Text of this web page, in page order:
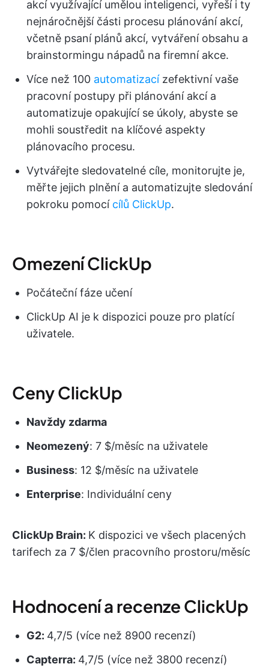
akcí využívající umělou inteligenci, vyřeší i ty
nejnáročnější části procesu plánování akcí,
včetně psaní plánů akcí, vytváření obsahu a
brainstormingu nápadů na firemní akce.
Více než 100 automatizacízefektivní vaše
pracovní postupy při plánování akcí a
automatizuje opakující se úkoly, abyste se
mohli soustředit na klíčové aspekty
plánovacího procesu.
Vytvářejte sledovatelné cíle, monitorujte je,
měřte jejich plnění a automatizujte sledování
pokroku pomocí cílů ClickUp.
Omezení ClickUp
Počáteční fáze učení
ClickUp AI je k dispozici pouze pro platící
uživatele.
Ceny ClickUp
Navždy zdarma
Neomezený: 7 $/měsíc na uživatele
Business: 12 $/měsíc na uživatele
Enterprise: Individuální ceny
ClickUp Brain: K dispozici ve všech placených
tarifech za 7 $/člen pracovního prostoru/měsíc
Hodnocení a recenze ClickUp
G2: 4,7/5 (více než 8900 recenzí)
Capterra: 4,7/5 (více než 3800 recenzí)